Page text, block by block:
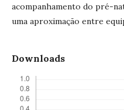
acompanhamento do pré-
uma aproximação entre
Downloads